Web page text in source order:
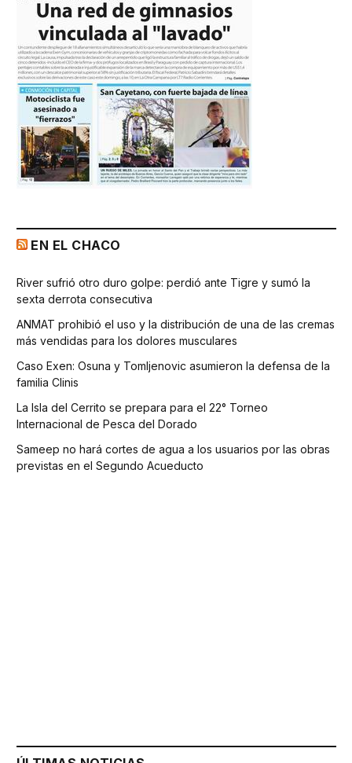
EN EL CHACO
River sufrió otro duro golpe: perdió ante Tigre y sumó la
sexta derrota consecutiva
ANMAT prohibió el uso y la distribución de una de las cremas
más vendidas para los dolores musculares
Caso Exen: Osuna y Tomljenovic asumieron la defensa de la
familia Clinis
La Isla del Cerrito se prepara para el 22° Torneo
Internacional de Pesca del Dorado
Sameep no hará cortes de agua a los usuarios por las obras
previstas en el Segundo Acueducto